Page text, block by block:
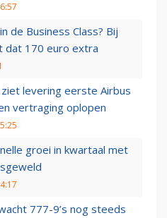
de Business Class? Bij
dat 170 euro extra
ziet levering eerste Airbus
vertraging oplopen
groei in kwartaal met
777-9’s nog steeds